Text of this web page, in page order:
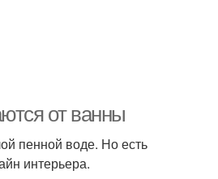
от ванны
пенной воде. Но есть
интерьера.